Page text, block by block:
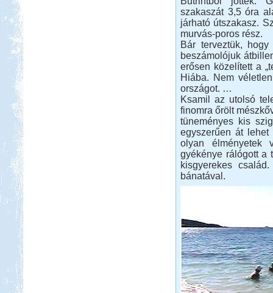
szakaszát 3,5 óra
járható útszakasz.
murvás-poros rész.
Bár terveztük,
beszámolójuk
erősen közelített a
Hiába. Nem
országot. …
Ksamil az utolsó
finomra őrölt
tüneményes kis
egyszerűen át
olyan élményetek
gyékénye rálógott a
kisgyerekes
bánatával.